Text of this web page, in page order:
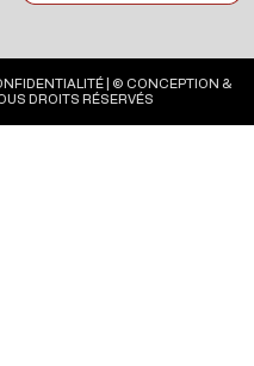
| © CONCEPTION &
DROITS RÉSERVÉS